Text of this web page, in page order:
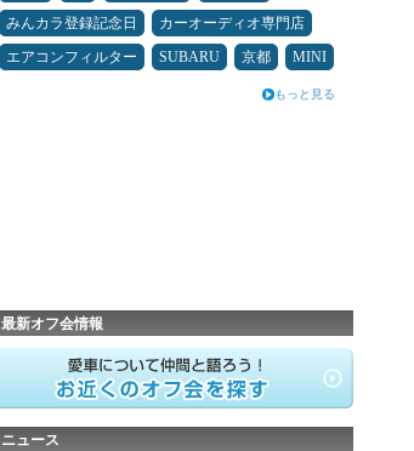
みんカラ登録記念日
カーオーディオ専門店
エアコンフィルター
SUBARU 京都 MINI
もっと見る
最新オフ会情報
ニュース